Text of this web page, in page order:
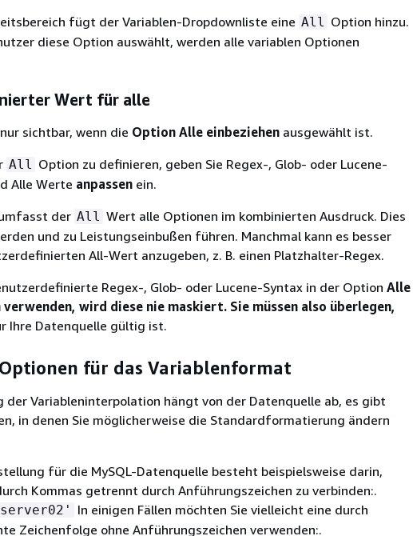
fügt der Variablen-Dropdownliste eine All Option hinzu.
diese Option auswählt, werden alle variablen Optionen
Wert für alle
sichtbar, wenn die Option Alle einbeziehen ausgewählt ist.
All Option zu definieren, geben Sie Regex-, Glob- oder Lucene-
Alle Werte anpassen ein.
der All Wert alle Optionen im kombinierten Ausdruck. Dies
und zu Leistungseinbußen führen. Manchmal kann es besser
All-Wert anzugeben, z. B. einen Platzhalter-Regex.
Regex-, Glob- oder Lucene-Syntax in der Option Alle
wird diese nie maskiert. Sie müssen also überlegen,
Ihre Datenquelle gültig ist.
für das Variablenformat
der Variableninterpolation hängt von der Datenquelle ab, es gibt
in denen Sie möglicherweise die Standardformatierung ändern
für die MySQL-Datenquelle besteht beispielsweise darin,
Kommas getrennt durch Anführungszeichen zu verbinden:.
In einigen Fällen möchten Sie vielleicht eine durch
Zeichenfolge ohne Anführungszeichen verwenden:.